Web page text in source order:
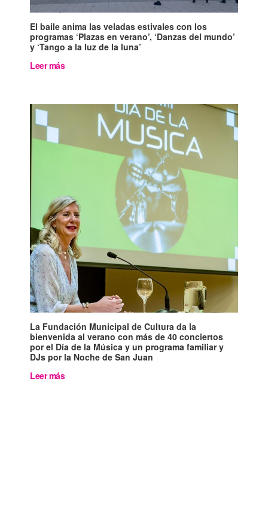
El baile anima las veladas estivales con los
programas ‘Plazas en verano’, ‘Danzas del mundo’
y ‘Tango a la luz de la luna’
Leer más
La Fundación Municipal de Cultura da la
bienvenida al verano con más de 40 conciertos
por el Día de la Música y un programa familiar y
DJs por la Noche de San Juan
Leer más